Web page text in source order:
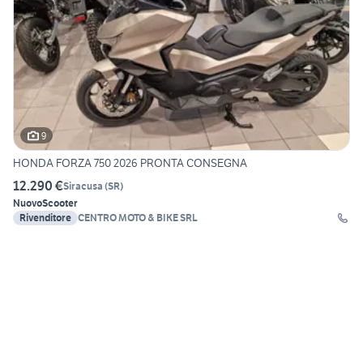
9
HONDA FORZA 750 2026 PRONTA CONSEGNA
12.290 €Siracusa (SR)
NuovoScooter
Rivenditore
CENTRO MOTO & BIKE SRL